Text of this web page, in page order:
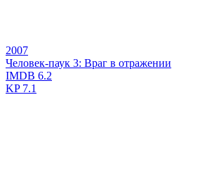
2007
Человек-паук 3: Враг в отражении
IMDB 6.2
KP7.1